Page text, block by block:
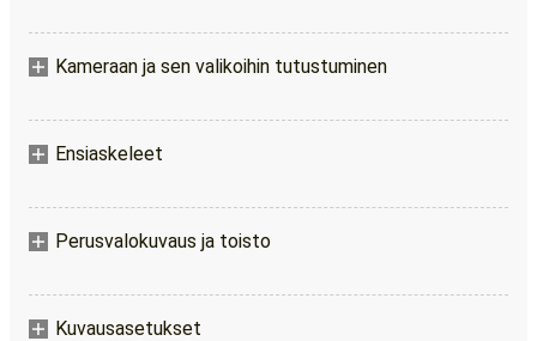
Kameraan ja sen valikoihin tutustuminen
Ensiaskeleet
Perusvalokuvaus ja toisto
Kuvausasetukset